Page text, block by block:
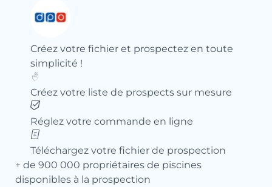
Créez votre fichier et prospectez en toute
simplicité !
Créez votre liste de prospects sur mesure
Réglez votre commande en ligne
Téléchargez votre fichier de prospection
+ de 900 000 propriétaires de piscines
disponibles à la prospection